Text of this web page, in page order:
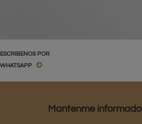
ESCRIBENOS POR
WHATSAPP
Mantenme informado